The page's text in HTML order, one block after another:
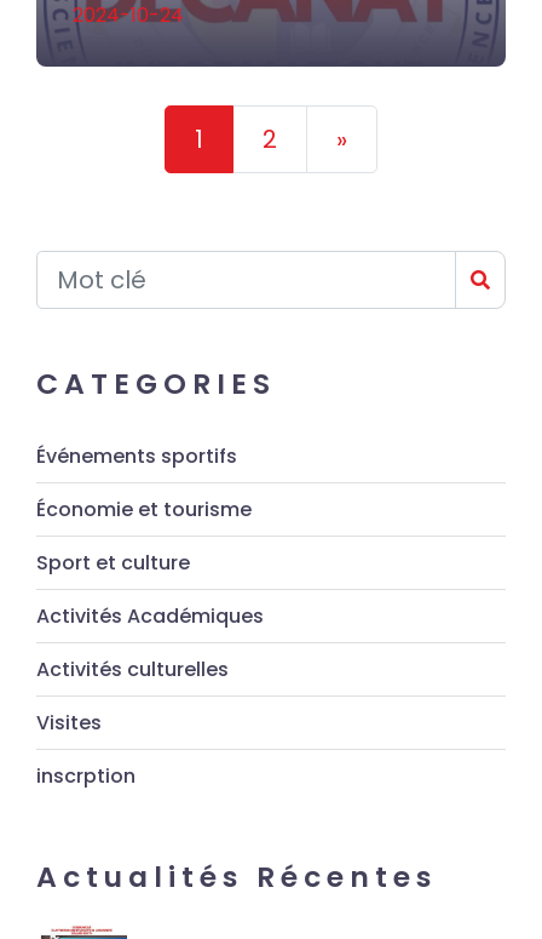
2024-10-24
1 2 »
CATEGORIES
Événements sportifs
Économie et tourisme
Sport et culture
Activités Académiques
Activités culturelles
Visites
inscrption
Actualités Récentes